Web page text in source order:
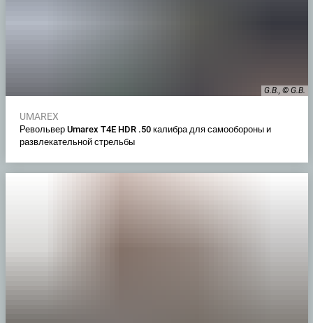
G.B., © G.B.
UMAREX
Револьвер Umarex T4E HDR .50 калибра для самообороны и
развлекательной стрельбы